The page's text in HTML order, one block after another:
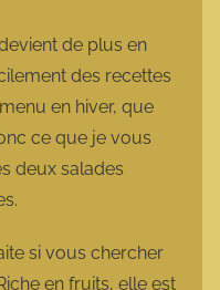
devient de plus en
des recettes
en hiver, que
ce que je vous
deux salades
si vous chercher
en fruits, elle est